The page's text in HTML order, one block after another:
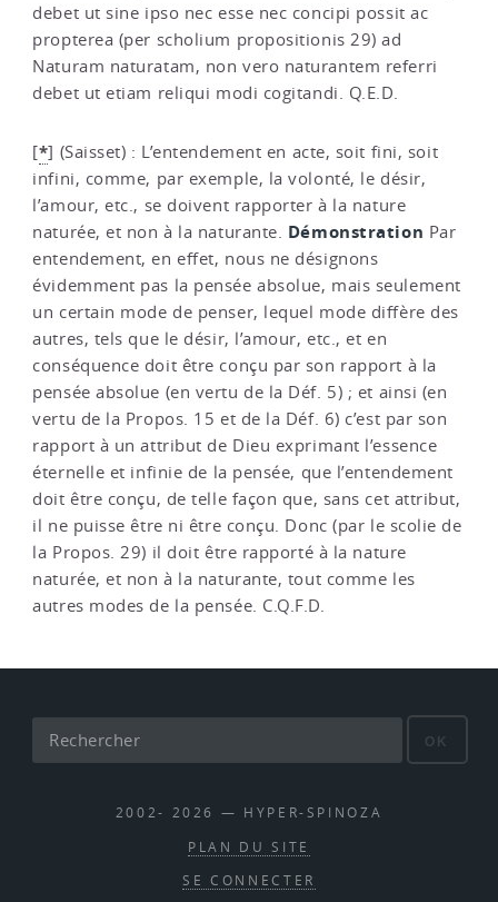
debet ut sine ipso nec esse nec concipi possit ac
propterea (per scholium propositionis 29) ad
Naturam naturatam, non vero naturantem referri
debet ut etiam reliqui modi cogitandi. Q.E.D.
[*] (Saisset) : L’entendement en acte, soit fini, soit
infini, comme, par exemple, la volonté, le désir,
l’amour, etc., se doivent rapporter à la nature
naturée, et non à la naturante. Démonstration Par
entendement, en effet, nous ne désignons
évidemment pas la pensée absolue, mais seulement
un certain mode de penser, lequel mode diffère des
autres, tels que le désir, l’amour, etc., et en
conséquence doit être conçu par son rapport à la
pensée absolue (en vertu de la Déf. 5) ; et ainsi (en
vertu de la Propos. 15 et de la Déf. 6) c’est par son
rapport à un attribut de Dieu exprimant l’essence
éternelle et infinie de la pensée, que l’entendement
doit être conçu, de telle façon que, sans cet attribut,
il ne puisse être ni être conçu. Donc (par le scolie de
la Propos. 29) il doit être rapporté à la nature
naturée, et non à la naturante, tout comme les
autres modes de la pensée. C.Q.F.D.
OK
2002- 2026 — HYPER-SPINOZA
PLAN DU SITE
SE CONNECTER